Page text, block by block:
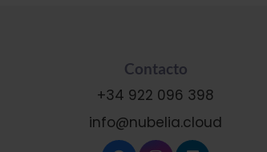
Contacto
+34 922 096 398
info@nubelia.cloud